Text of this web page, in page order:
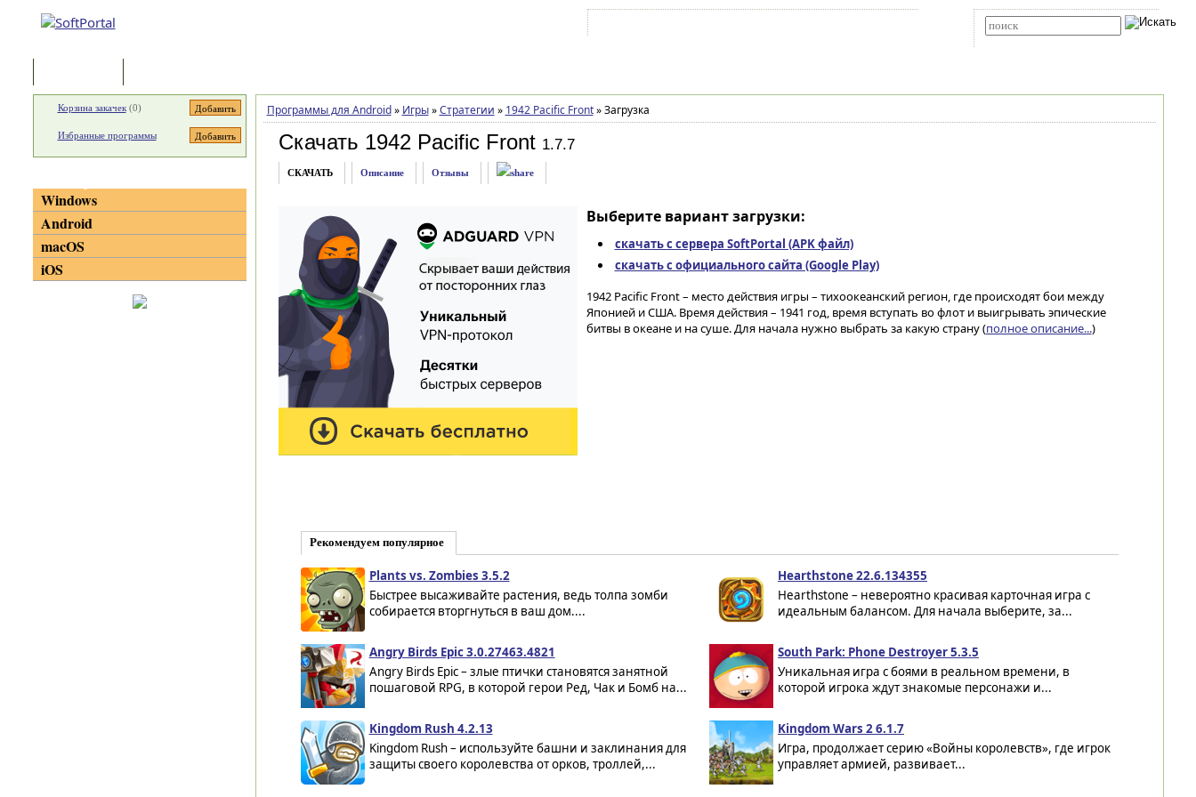
Программы для Android » Игры » Стратегии » 1942 Pacific Front »Загрузка
Скачать 1942 Pacific Front 1.7.7
СКАЧАТЬ Описание Отзывы
Выберите вариант загрузки:
скачать с сервера SoftPortal (APK файл)
скачать с официального сайта (Google Play)
1942 Pacific Front – место действия игры – тихоокеанский регион, где происходят бои между
Японией и США. Время действия – 1941 год, время вступать во флот и выигрывать эпические
битвы в океане и на суше. Для начала нужно выбрать за какую страну (полное описание...)
Рекомендуем популярное
Plants vs. Zombies 3.5.2
Быстрее высаживайте растения, ведь толпа зомби
собирается вторгнуться в ваш дом....
Hearthstone 22.6.134355
Hearthstone – невероятно красивая карточная игра с
идеальным балансом. Для начала выберите, за...
Angry Birds Epic 3.0.27463.4821
Angry Birds Epic – злые птички становятся занятной
пошаговой RPG, в которой герои Ред, Чак и Бомб на...
South Park: Phone Destroyer 5.3.5
Уникальная игра с боями в реальном времени, в
которой игрока ждут знакомые персонажи и...
Kingdom Rush 4.2.13
Kingdom Rush – используйте башни и заклинания для
защиты своего королевства от орков, троллей,...
Kingdom Wars 2 6.1.7
Игра, продолжает серию «Войны королевств», где игрок
управляет армией, развивает...
Корзина закачек(0)
Избранные программы
Windows
Android
macOS
iOS